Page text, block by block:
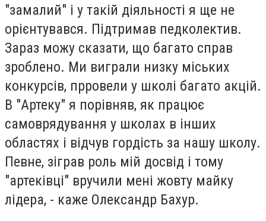
"замалий" і у такій діяльності я ще не
орієнтувався. Підтримав педколектив.
Зараз можу сказати, що багато справ
зроблено. Ми виграли низку міських
конкурсів, прровели у школі багато акцій.
В "Артеку" я порівняв, як працює
самоврядування у школах в інших
областях і відчув гордість за нашу школу.
Певне, зіграв роль мій досвід і тому
"артеківці" вручили мені жовту майку
лідера, - каже Олександр Бахур.